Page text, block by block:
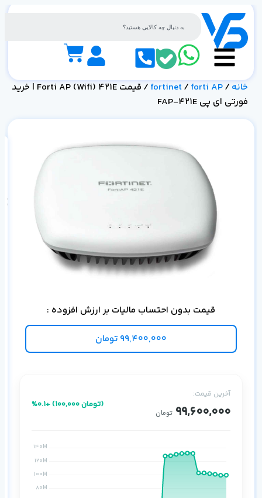
خانه /
fortinet/ forti AP
/ قیمت Forti AP (Wifi) 421E | خرید
فورتی ای پی FAP-421E
قیمت بدون احتساب مالیات بر ارزش افزوده :
99,400,000 تومان
آخرین قیمت:
99,600,000 تومان
%0.1+ (100,000 تومان)